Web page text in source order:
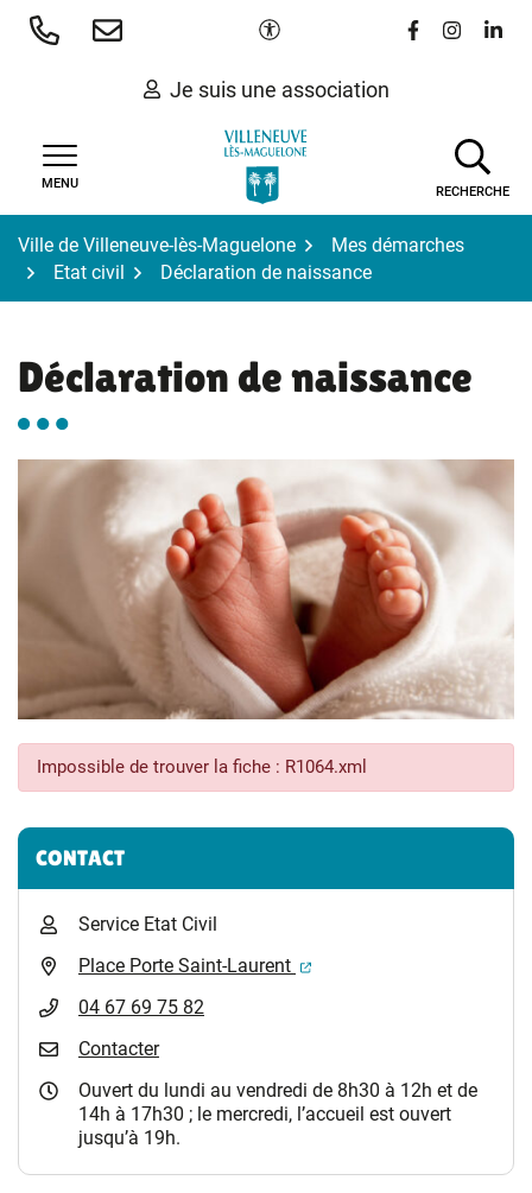
Aller
Paramètres d'accessibilité
Lien vers le
Lien vers
Lien
Je suis une association
MENU
RECHERCHE
Ville de Villeneuve-lès-Maguelone
Mes démarches
Etat civil
Déclaration de naissance
Déclaration de naissance
Impossible de trouver la fiche : R1064.xml
Informations complémentaires
CONTACT
Service Etat Civil
Place Porte Saint-Laurent
(ouverture dans un
04 67 69 75 82
Contacter
Ouvert du lundi au vendredi de 8h30 à 12h et de
14h à 17h30 ; le mercredi, l’accueil est ouvert
jusqu’à 19h.